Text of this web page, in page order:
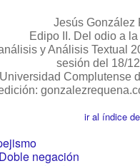
Jesús González
Edipo II. Del odio a
y Análisis Textual
sesión del 18/
Universidad Complutense
ir al índice
negación